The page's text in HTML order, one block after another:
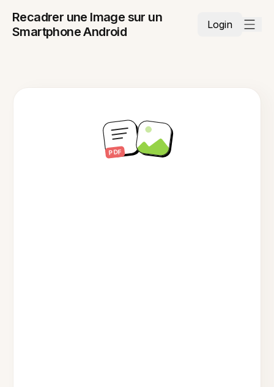
Recadrer une Image sur un
Smartphone Android
Login